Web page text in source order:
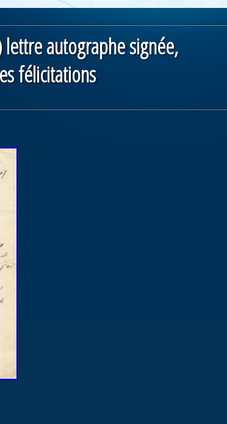
lettre autographe signée,
félicitations